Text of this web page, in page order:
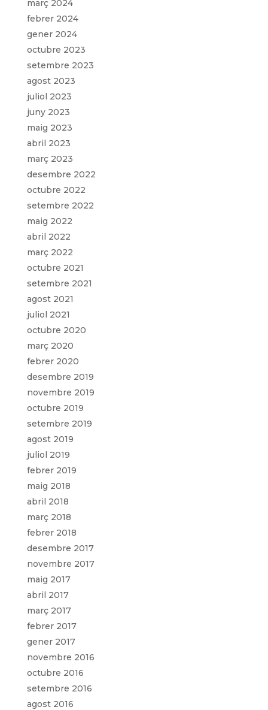
març 2024
febrer 2024
gener 2024
octubre 2023
setembre 2023
agost 2023
juliol 2023
juny 2023
maig 2023
abril 2023
març 2023
desembre 2022
octubre 2022
setembre 2022
maig 2022
abril 2022
març 2022
octubre 2021
setembre 2021
agost 2021
juliol 2021
octubre 2020
març 2020
febrer 2020
desembre 2019
novembre 2019
octubre 2019
setembre 2019
agost 2019
juliol 2019
febrer 2019
maig 2018
abril 2018
març 2018
febrer 2018
desembre 2017
novembre 2017
maig 2017
abril 2017
març 2017
febrer 2017
gener 2017
novembre 2016
octubre 2016
setembre 2016
agost 2016